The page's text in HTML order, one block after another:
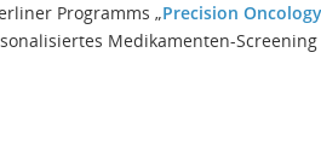
Programms „Precision
Medikamenten-